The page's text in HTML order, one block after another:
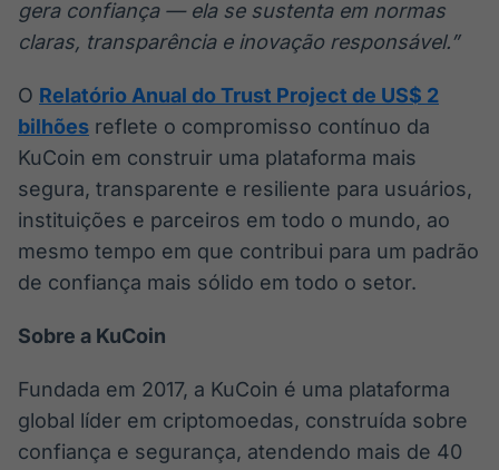
gera confiança — ela se sustenta em normas
claras, transparência e inovação responsável.”
O Relatório Anual do Trust Project de US$ 2
bilhões reflete o compromisso contínuo da
KuCoin em construir uma plataforma mais
segura, transparente e resiliente para usuários,
instituições e parceiros em todo o mundo, ao
mesmo tempo em que contribui para um padrão
de confiança mais sólido em todo o setor.
Sobre a KuCoin
Fundada em 2017, a KuCoin é uma plataforma
global líder em criptomoedas, construída sobre
confiança e segurança, atendendo mais de 40